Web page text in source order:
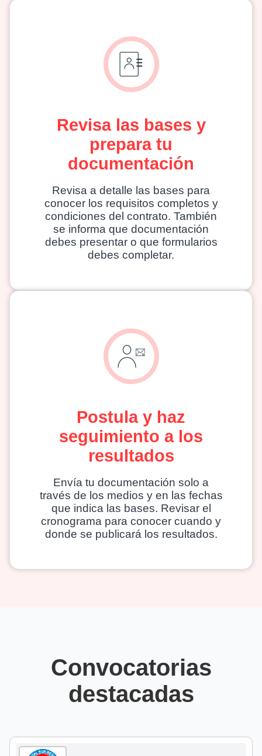
Revisa las bases y
prepara tu
documentación
Revisa a detalle las bases para
conocer los requisitos completos y
condiciones del contrato. También
se informa que documentación
debes presentar o que formularios
debes completar.
Postula y haz
seguimiento a los
resultados
Envía tu documentación solo a
través de los medios y en las fechas
que indica las bases. Revisar el
cronograma para conocer cuando y
donde se publicará los resultados.
Convocatorias
destacadas